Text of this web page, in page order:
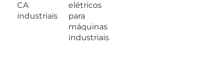
CA
industriais
elétricos
para
máquinas
industriais